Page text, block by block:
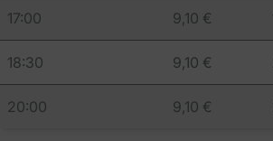
17:00 9,10 €
18:30 9,10 €
20:00 9,10 €